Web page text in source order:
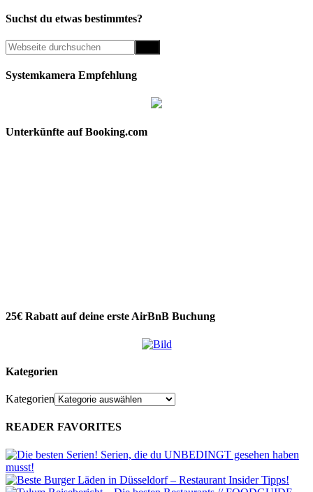
Suchst du etwas bestimmtes?
Systemkamera Empfehlung
Unterkünfte auf Booking.com
25€ Rabatt auf deine erste AirBnB Buchung
Kategorien
Kategorien
READER FAVORITES